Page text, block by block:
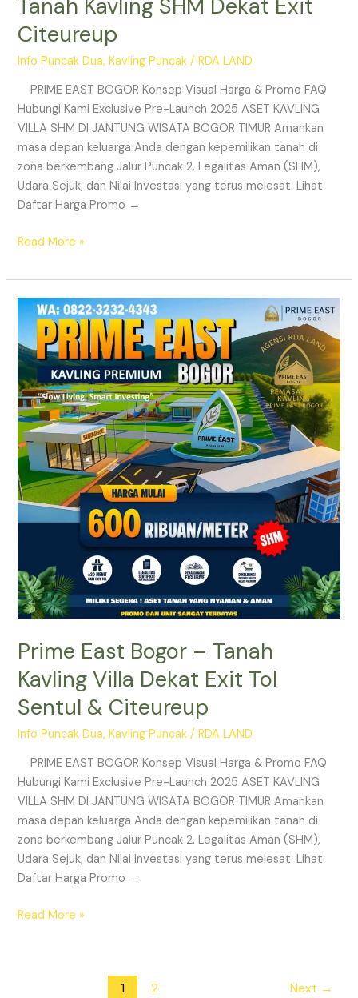
Tanah Kavling SHM Dekat Exit
Citeureup
Info Puncak Dua,Kavling Puncak /RDA LAND
PRIME EAST BOGOR Konsep Visual Harga & Promo FAQ
Hubungi Kami Exclusive Pre-Launch 2025 ASET KAVLING
VILLA SHM DI JANTUNG WISATA BOGOR TIMUR Amankan
masa depan keluarga Anda dengan kepemilikan tanah di
zona berkembang Jalur Puncak 2. Legalitas Aman (SHM),
Udara Sejuk, dan Nilai Investasi yang terus melesat. Lihat
Daftar Harga Promo →
Read More »
Prime East Bogor – Tanah
Kavling Villa Dekat Exit Tol
Sentul & Citeureup
Info Puncak Dua,Kavling Puncak /RDA LAND
PRIME EAST BOGOR Konsep Visual Harga & Promo FAQ
Hubungi Kami Exclusive Pre-Launch 2025 ASET KAVLING
VILLA SHM DI JANTUNG WISATA BOGOR TIMUR Amankan
masa depan keluarga Anda dengan kepemilikan tanah di
zona berkembang Jalur Puncak 2. Legalitas Aman (SHM),
Udara Sejuk, dan Nilai Investasi yang terus melesat. Lihat
Daftar Harga Promo →
Prime
East
Bogor
–
Tanah
Kavling
Villa
Dekat
Exit
Tol
Sentul
Read More »
1 2 Next →